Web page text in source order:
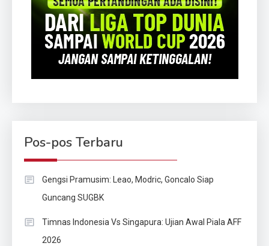
Pos-pos Terbaru
Gengsi Pramusim: Leao, Modric, Goncalo Siap
Guncang SUGBK
Timnas Indonesia Vs Singapura: Ujian Awal Piala AFF
2026